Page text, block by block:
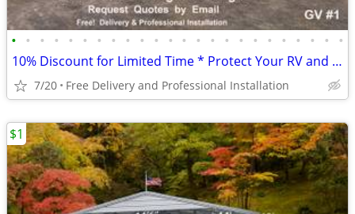
• • • • • • • • • • • • • • • • • • • • • • • •
10% Discount for Limited Time * Protect Your RV and Boat *
7/20 Free Delivery and Professional Installation
$1